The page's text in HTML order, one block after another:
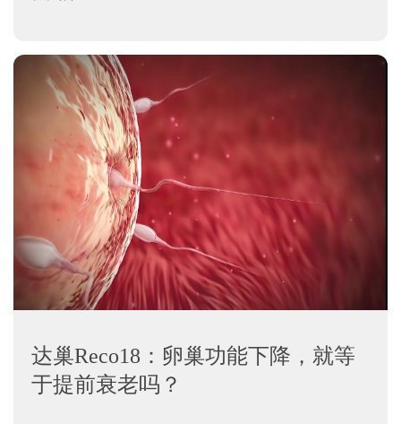
达巢Reco18：卵巢功能下降，就等
于提前衰老吗？